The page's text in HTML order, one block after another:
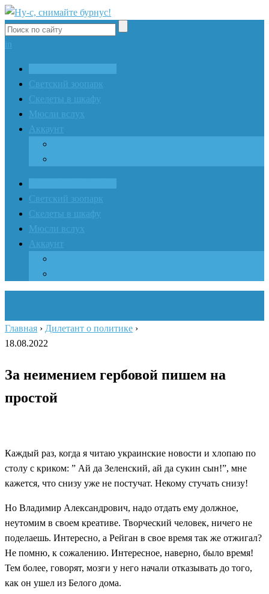
Светский зоопарк
Скелеты в шкафу
Мюсли вслух
Аккаунт
Светский зоопарк
Скелеты в шкафу
Мюсли вслух
Аккаунт
Главная › Дилетант о политике ›
18.08.2022
За неимением гербовой пишем на
простой
Каждый раз, когда я читаю украинские новости и хлопаю по
столу с криком: ” Ай да Зеленский, ай да сукин сын!”, мне
кажется, что снизу уже не постучат. Некому стучать снизу!
Но Владимир Александрович, надо отдать ему должное,
неутомим в своем креативе. Творческий человек, ничего не
поделаешь. Интересно, а Рейган в свое время так же отжигал?
Не помню, к сожалению. Интересное, наверно, было время!
Тем более, говорят, мозги у него начали отказывать до того,
как он ушел из Белого дома.